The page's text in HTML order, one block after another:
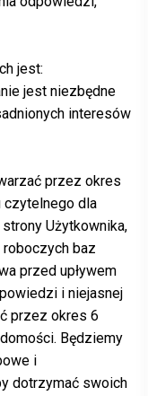
jest:
jest niezbędne
interesów
przez okres
czytelnego dla
Użytkownika,
baz
przed upływem
i niejasnej
przez okres 6
Będziemy
i
dotrzymać swoich